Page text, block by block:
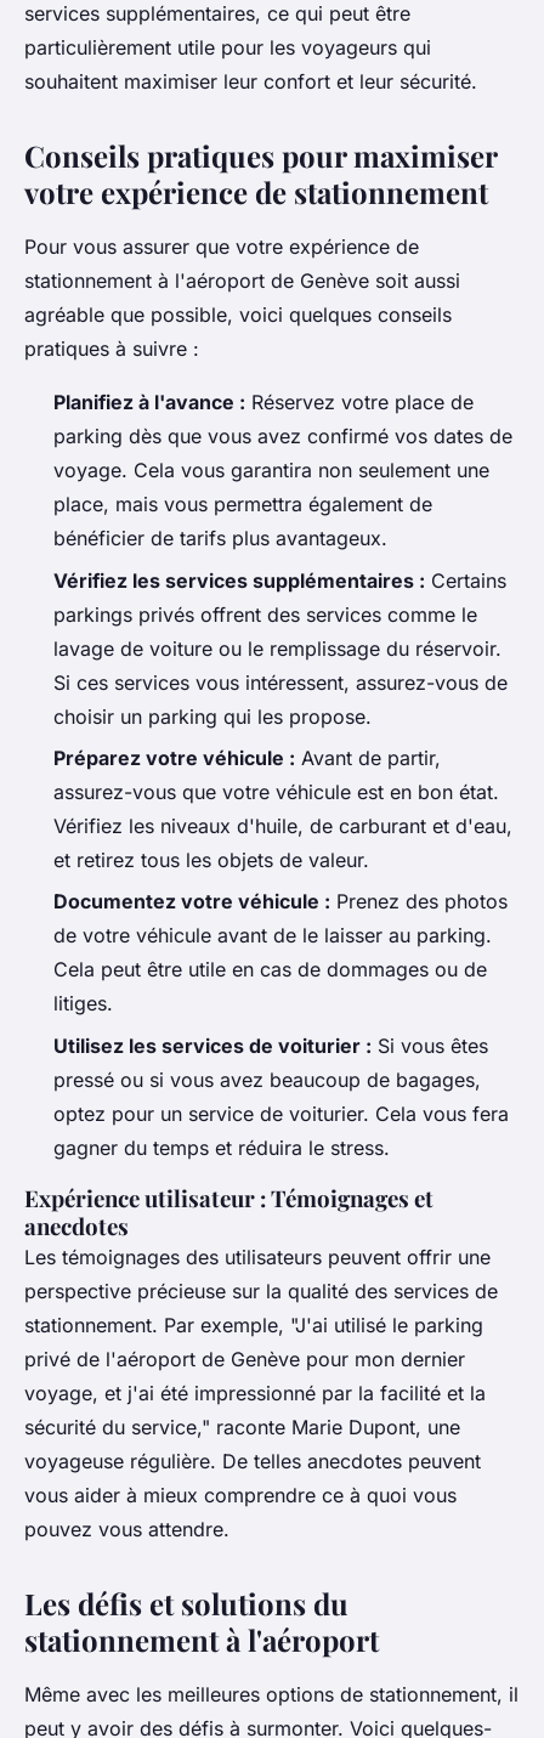
services supplémentaires, ce qui peut être
particulièrement utile pour les voyageurs qui
souhaitent maximiser leur confort et leur sécurité.
Conseils pratiques pour maximiser
votre expérience de stationnement
Pour vous assurer que votre expérience de
stationnement à l'aéroport de Genève soit aussi
agréable que possible, voici quelques conseils
pratiques à suivre :
Planifiez à l'avance : Réservez votre place de
parking dès que vous avez confirmé vos dates de
voyage. Cela vous garantira non seulement une
place, mais vous permettra également de
bénéficier de tarifs plus avantageux.
Vérifiez les services supplémentaires : Certains
parkings privés offrent des services comme le
lavage de voiture ou le remplissage du réservoir.
Si ces services vous intéressent, assurez-vous de
choisir un parking qui les propose.
Préparez votre véhicule : Avant de partir,
assurez-vous que votre véhicule est en bon état.
Vérifiez les niveaux d'huile, de carburant et d'eau,
et retirez tous les objets de valeur.
Documentez votre véhicule : Prenez des photos
de votre véhicule avant de le laisser au parking.
Cela peut être utile en cas de dommages ou de
litiges.
Utilisez les services de voiturier : Si vous êtes
pressé ou si vous avez beaucoup de bagages,
optez pour un service de voiturier. Cela vous fera
gagner du temps et réduira le stress.
Expérience utilisateur : Témoignages et
anecdotes
Les témoignages des utilisateurs peuvent offrir une
perspective précieuse sur la qualité des services de
stationnement. Par exemple, "J'ai utilisé le parking
privé de l'aéroport de Genève pour mon dernier
voyage, et j'ai été impressionné par la facilité et la
sécurité du service," raconte Marie Dupont, une
voyageuse régulière. De telles anecdotes peuvent
vous aider à mieux comprendre ce à quoi vous
pouvez vous attendre.
Les défis et solutions du
stationnement à l'aéroport
Même avec les meilleures options de stationnement, il
peut y avoir des défis à surmonter. Voici quelques-